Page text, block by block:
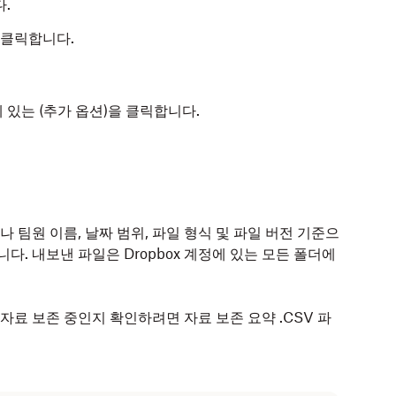
.
릭합니다.
는 (추가 옵션)을 클릭합니다.
팀원 이름, 날짜 범위, 파일 형식 및 파일 버전 기준으
다. 내보낸 파일은 Dropbox 계정에 있는 모든 폴더에
료 보존 중인지 확인하려면 자료 보존 요약 .CSV 파